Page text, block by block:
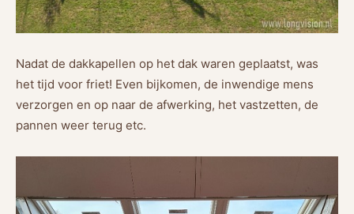
Nadat de dakkapellen op het dak waren geplaatst, was
het tijd voor friet! Even bijkomen, de inwendige mens
verzorgen en op naar de afwerking, het vastzetten, de
pannen weer terug etc.